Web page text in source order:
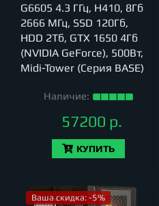
G6605 4.3 ГГц, H410, 8Гб
2666 МГц, SSD 120Гб,
HDD 2Тб, GTX 1650 4Гб
(NVIDIA GeForce), 500Вт,
Midi-Tower (Серия BASE)
Наличие:
57200 р.
КУПИТЬ
Ваша скидка: -5%